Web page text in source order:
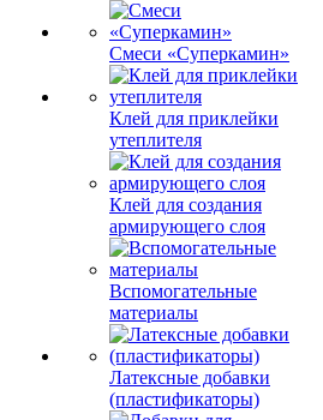
Смеси «Суперкамин»
Клей для приклейки
утеплителя
Клей для создания
армирующего слоя
Вспомогательные
материалы
Латексные добавки
(пластификаторы)